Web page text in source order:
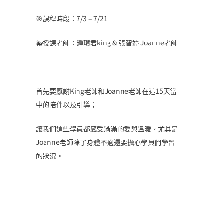
🎯課程時段：7/3 – 7/21
🐳授課老師：鍾瓚君king & 張智婷 Joanne老師
首先要感謝King老師和Joanne老師在這15天當
中的陪伴以及引導；
讓我們這些學員都感受滿滿的愛與溫暖。尤其是
Joanne老師除了身體不適還要擔心學員們學習
的狀況。